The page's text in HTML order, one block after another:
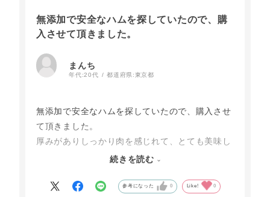
無添加で安全なハムを探していたので、購
入させて頂きました。
まんち
年代:20代 都道府県:東京都
無添加で安全なハムを探していたので、購入させ
て頂きました。
厚みがありしっかり肉を感じれて、とても美味し
です。
続きを読む
参考になった 0 Like! 0